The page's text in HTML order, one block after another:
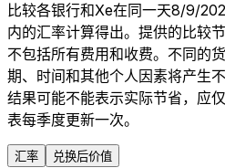
比较各银行和Xe在同一天8/9/
内的汇率计算得出。提供的比较
不包括所有费用和收费。不同的
期、时间和其他个人因素将产生
结果可能不能表示实际节省，应
表每季度更新一次。
汇率 兑换后价值